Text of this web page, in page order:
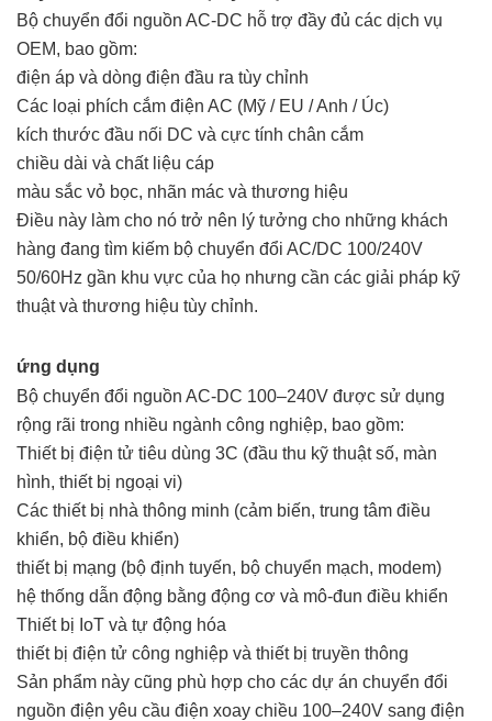
Bộ chuyển đổi nguồn AC-DC hỗ trợ đầy đủ các dịch vụ
OEM, bao gồm:
điện áp và dòng điện đầu ra tùy chỉnh
Các loại phích cắm điện AC (Mỹ / EU / Anh / Úc)
kích thước đầu nối DC và cực tính chân cắm
chiều dài và chất liệu cáp
màu sắc vỏ bọc, nhãn mác và thương hiệu
Điều này làm cho nó trở nên lý tưởng cho những khách
hàng đang tìm kiếm bộ chuyển đổi AC/DC 100/240V
50/60Hz gần khu vực của họ nhưng cần các giải pháp kỹ
thuật và thương hiệu tùy chỉnh.
ứng dụng
Bộ chuyển đổi nguồn AC-DC 100–240V được sử dụng
rộng rãi trong nhiều ngành công nghiệp, bao gồm:
Thiết bị điện tử tiêu dùng 3C (đầu thu kỹ thuật số, màn
hình, thiết bị ngoại vi)
Các thiết bị nhà thông minh (cảm biến, trung tâm điều
khiển, bộ điều khiển)
thiết bị mạng (bộ định tuyến, bộ chuyển mạch, modem)
hệ thống dẫn động bằng động cơ và mô-đun điều khiển
Thiết bị IoT và tự động hóa
thiết bị điện tử công nghiệp và thiết bị truyền thông
Sản phẩm này cũng phù hợp cho các dự án chuyển đổi
nguồn điện yêu cầu điện xoay chiều 100–240V sang điện